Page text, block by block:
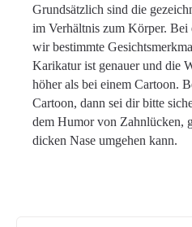
Grundsätzlich sind die
im Verhältnis zum Körper. Bei
wir bestimmte
Karikatur ist genauer und die
höher als bei einem Cartoon.
Cartoon, dann sei dir bitte
dem Humor von Zahnlücken,
dicken Nase umgehen kann.